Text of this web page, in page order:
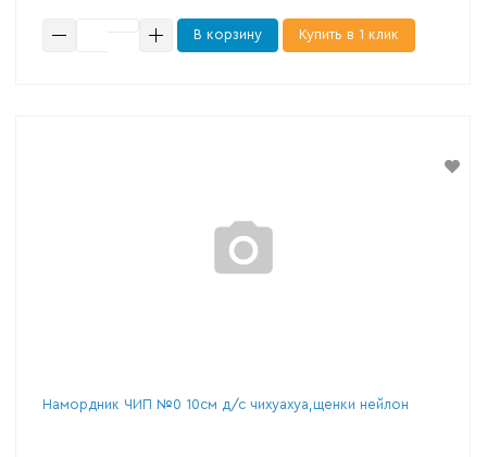
В корзину Купить в 1 клик
Намордник ЧИП №0 10см д/с чихуахуа,щенки нейлон